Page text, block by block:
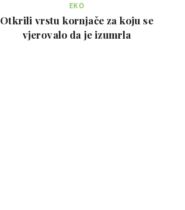
EKO
Otkrili vrstu kornjače za koju se
vjerovalo da je izumrla